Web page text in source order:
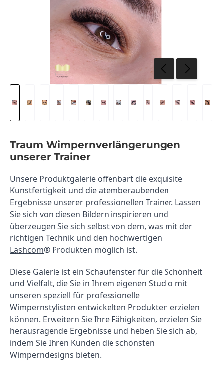
Traum Wimpernverlängerungen
unserer Trainer
Unsere Produktgalerie offenbart die exquisite
Kunstfertigkeit und die atemberaubenden
Ergebnisse unserer professionellen Trainer. Lassen
Sie sich von diesen Bildern inspirieren und
überzeugen Sie sich selbst von dem, was mit der
Lashcom® Produkten möglich ist.
Diese Galerie ist ein Schaufenster für die Schönheit
und Vielfalt, die Sie in Ihrem eigenen Studio mit
unseren speziell für professionelle
Wimpernstylisten entwickelten Produkten erzielen
können. Erweitern Sie Ihre Fähigkeiten, erzielen Sie
herausragende Ergebnisse und heben Sie sich ab,
indem Sie Ihren Kunden die schönsten
Wimperndesigns bieten.